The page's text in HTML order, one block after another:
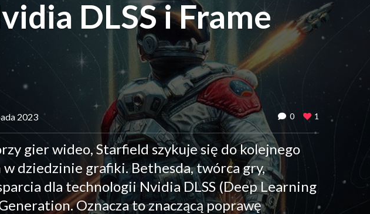
DLSS i Frame
2023 0 1
gier wideo, Starfield szykuje się do kolejnego
dziedzinie grafiki. Bethesda, twórca gry,
dla technologii Nvidia DLSS (Deep Learning
Oznacza to znaczącą poprawę